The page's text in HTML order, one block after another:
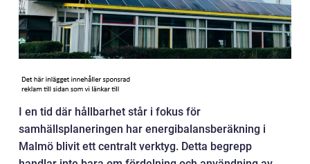
I en tid där hållbarhet står i fokus för
samhällsplaneringen har energibalansberäkning i
Malmö blivit ett centralt verktyg. Detta begrepp